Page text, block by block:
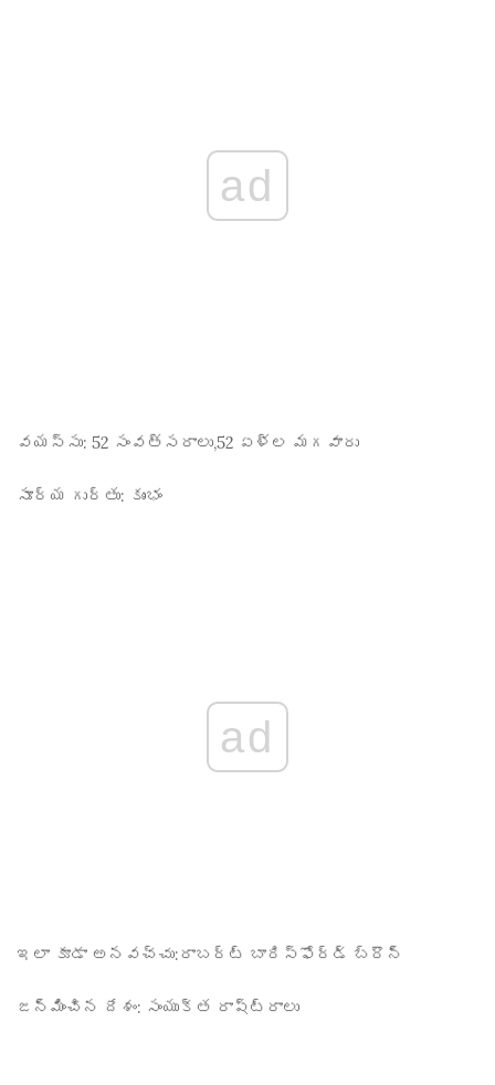
ad
వయస్సు: 52 సంవత్సరాలు,52 ఏళ్ల మగవారు
సూర్య గుర్తు: కుంభం
ad
ఇలా కూడా అనవచ్చు:రాబర్ట్ బారిస్ఫోర్డ్ బ్రౌన్
జన్మించిన దేశం: సంయుక్త రాష్ట్రాలు